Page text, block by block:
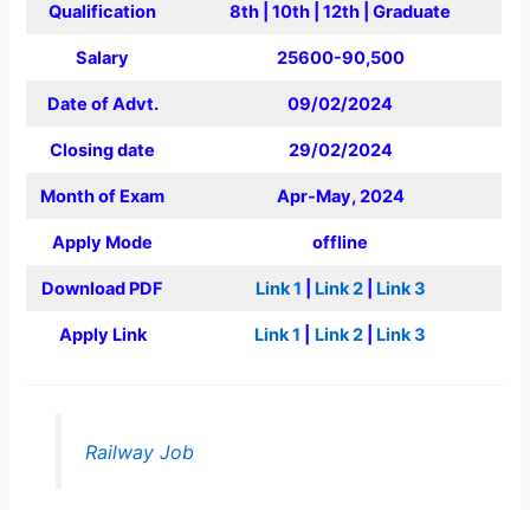
Qualification 8th | 10th | 12th | Graduate
Salary 25600-90,500
Date of Advt. 09/02/2024
Closing date 29/02/2024
Month of Exam Apr-May, 2024
Apply Mode offline
Download PDF Link 1 Link 2| Link 3
Apply Link Link 1 Link 2 Link 3
Railway Job